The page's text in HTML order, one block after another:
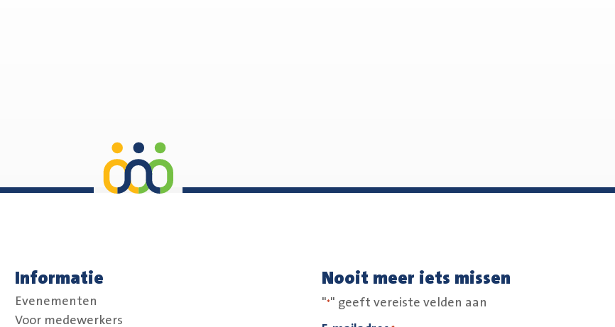
Informatie
Evenementen
Voor medewerkers
Nooit meer iets missen
"*" geeft vereiste velden aan